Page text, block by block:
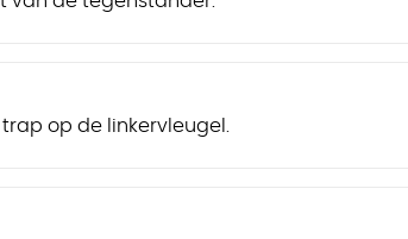
op de linkervleugel.